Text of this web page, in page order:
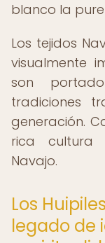
blanco la
Los tejidos
visualmente
son
tradiciones
generación.
rica cultura
Navajo.
Los
legado de